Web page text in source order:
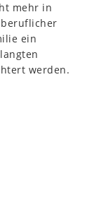
mehr in
ein
werden.